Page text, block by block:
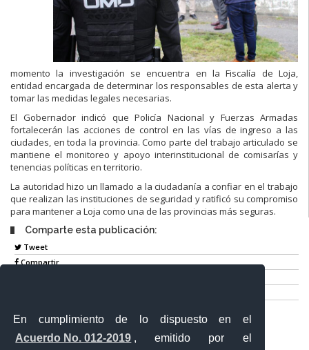
En cumplimiento de lo dispuesto en el
Acuerdo No. 012-2019 , emitido por el
momento la investigación se encuentra en la Fiscalía de Loja,
entidad encargada de determinar los responsables de esta alerta y
tomar las medidas legales necesarias.
El Gobernador indicó que Policía Nacional y Fuerzas Armadas
fortalecerán las acciones de control en las vías de ingreso a las
ciudades, en toda la provincia. Como parte del trabajo articulado se
mantiene el monitoreo y apoyo interinstitucional de comisarías y
tenencias políticas en territorio.
La autoridad hizo un llamado a la ciudadanía a confiar en el trabajo
que realizan las instituciones de seguridad y ratificó su compromiso
para mantener a Loja como una de las provincias más seguras.
Comparte esta publicación:
Tweet
Compartir
Entérate